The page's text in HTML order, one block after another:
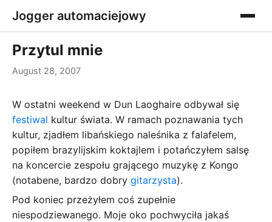
Jogger automaciejowy
Przytul mnie
August 28, 2007
W ostatni weekend w Dun Laoghaire odbywał się
festiwal kultur świata. W ramach poznawania tych
kultur, zjadłem libańskiego naleśnika z falafelem,
popiłem brazylijskim koktajlem i potańczyłem salsę
na koncercie zespołu grającego muzykę z Kongo
(notabene, bardzo dobry gitarzysta).
Pod koniec przeżyłem coś zupełnie
niespodziewanego. Moje oko pochwyciła jakaś